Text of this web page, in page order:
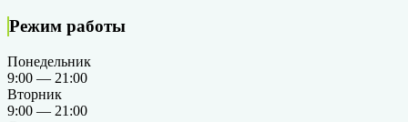
Режим работы
Понедельник
9:00 — 21:00
Вторник
9:00 — 21:00